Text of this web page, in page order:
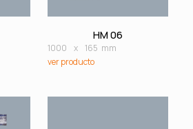
HM 06
1000 x 165 mm
ver producto